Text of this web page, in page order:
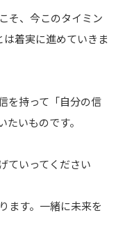
そ、今このタイミン
着実に進めていきま
を持って「自分の信
いものです。
ていってください
ます。一緒に未来を